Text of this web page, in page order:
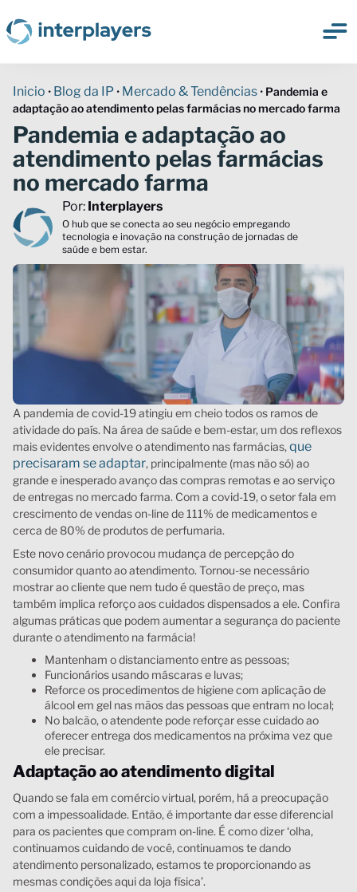
Inicio • Blog da IP • Mercado & Tendências • Pandemia e
adaptação ao atendimento pelas farmácias no mercado farma
Pandemia e adaptação ao
atendimento pelas farmácias
no mercado farma
Por: Interplayers
O hub que se conecta ao seu negócio empregando
tecnologia e inovação na construção de jornadas de
saúde e bem estar.
A pandemia de covid-19 atingiu em cheio todos os ramos de
atividade do país. Na área de saúde e bem-estar, um dos reflexos
mais evidentes envolve o atendimento nas farmácias, que
precisaram se adaptar, principalmente (mas não só) ao
grande e inesperado avanço das compras remotas e ao serviço
de entregas no mercado farma. Com a covid-19, o setor fala em
crescimento de vendas on-line de 111% de medicamentos e
cerca de 80% de produtos de perfumaria.
Este novo cenário provocou mudança de percepção do
consumidor quanto ao atendimento. Tornou-se necessário
mostrar ao cliente que nem tudo é questão de preço, mas
também implica reforço aos cuidados dispensados a ele. Confira
algumas práticas que podem aumentar a segurança do paciente
durante o atendimento na farmácia!
Mantenham o distanciamento entre as pessoas;
Funcionários usando máscaras e luvas;
Reforce os procedimentos de higiene com aplicação de
álcool em gel nas mãos das pessoas que entram no local;
No balcão, o atendente pode reforçar esse cuidado ao
oferecer entrega dos medicamentos na próxima vez que
ele precisar.
Adaptação ao atendimento digital
Quando se fala em comércio virtual, porém, há a preocupação
com a impessoalidade. Então, é importante dar esse diferencial
para os pacientes que compram on-line. É como dizer ‘olha,
continuamos cuidando de você, continuamos te dando
atendimento personalizado, estamos te proporcionando as
mesmas condições aqui da loja física’.